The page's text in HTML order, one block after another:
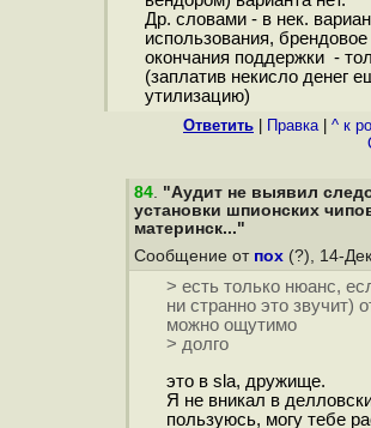
Др. словами - в нек.
использования,
окончания поддержки -
(заплатив некисло денег
утилизацию)
Ответить Правка| ^ к
84. "Аудит не выявил
установки шпионских
материнск..."
Сообщение от пох (?), 14-
> есть только нюанс,
ни странно это звучит)
можно ощутимо
> долго
это в sla, дружище.
Я не вникал в
пользуюсь, могу тебе